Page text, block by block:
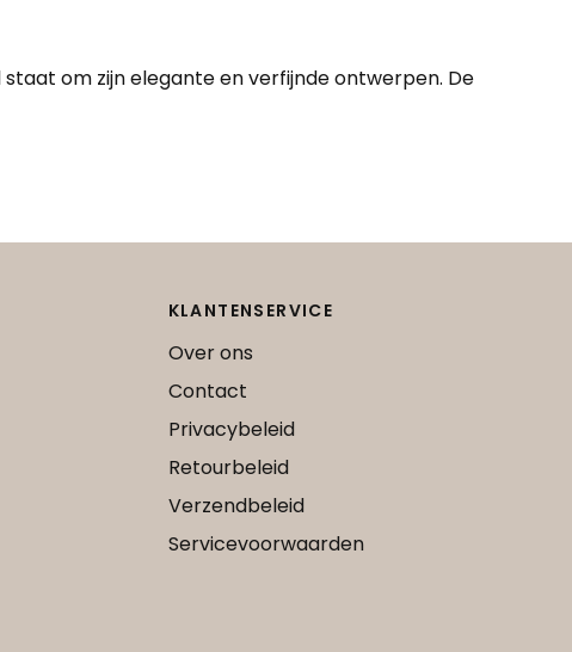
om zijn elegante en verfijnde ontwerpen. De
KLANTENSERVICE
Over ons
Contact
Privacybeleid
Retourbeleid
Verzendbeleid
Servicevoorwaarden